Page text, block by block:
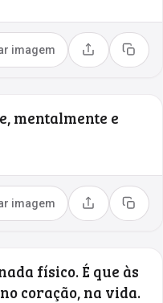
imagem Compartilhar
Copiar
mentalmente e
imagem Compartilhar
Copiar
físico. É que às
coração, na vida.